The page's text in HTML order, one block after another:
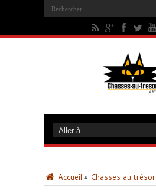
Accueil » Chasses au trésor